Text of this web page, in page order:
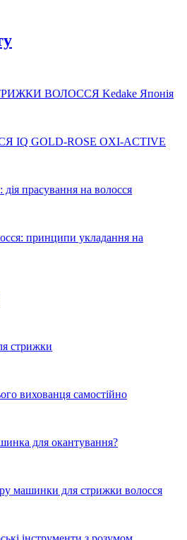
ВОЛОССЯ Kedake Японія
GOLD-ROSE OXI-ACTIVE
прасування на волосся
принципи укладання на
стрижки
вихованця самостійно
для окантування?
машинки для стрижки волосся